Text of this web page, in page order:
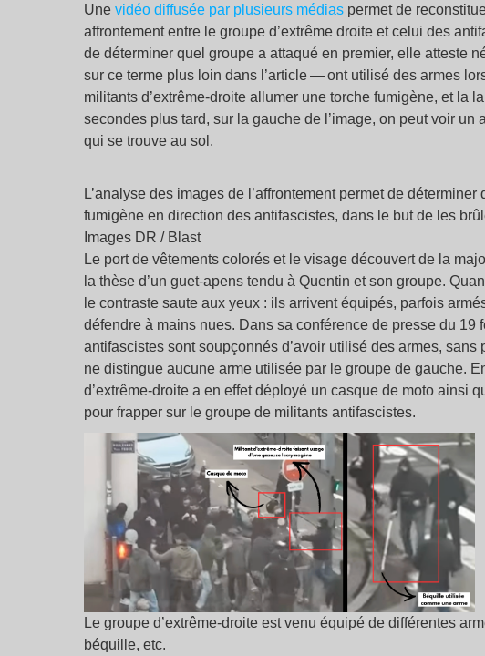
Une vidéo diffusée par plusieurs médias permet de
affrontement entre le groupe d’extrême droite et celui des
de déterminer quel groupe a attaqué en premier, elle atteste
sur ce terme plus loin dans l’article — ont utilisé des armes
militants d’extrême-droite allumer une torche fumigène, et la
secondes plus tard, sur la gauche de l’image, on peut voir un
qui se trouve au sol.
L’analyse des images de l’affrontement permet de
fumigène en direction des antifascistes, dans le but de les
Images DR / Blast
Le port de vêtements colorés et le visage découvert de la
la thèse d’un guet-apens tendu à Quentin et son groupe.
le contraste saute aux yeux : ils arrivent équipés, parfois
défendre à mains nues. Dans sa conférence de presse du 19
antifascistes sont soupçonnés d’avoir utilisé des armes,
ne distingue aucune arme utilisée par le groupe de gauche.
d’extrême-droite a en effet déployé un casque de moto ainsi
pour frapper sur le groupe de militants antifascistes.
Le groupe d’extrême-droite est venu équipé de différentes
béquille, etc.